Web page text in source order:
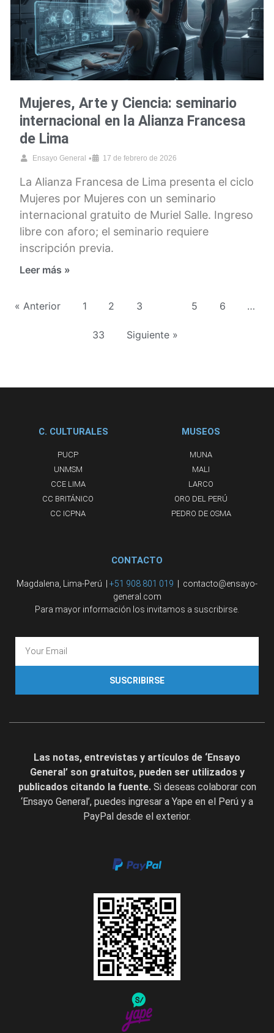
Mujeres, Arte y Ciencia: seminario
internacional en la Alianza Francesa
de Lima
Ensayo General • 17 de febrero de 2026
La Alianza Francesa de Lima presenta el ciclo
Mujeres por Mujeres con un seminario
internacional gratuito de Muriel Salle. Ingreso
libre con aforo; el seminario requiere
inscripción previa.
Leer más »
« Anterior 1 2 3 5 6 …
33 Siguiente »
C. CULTURALES
PUCP
UNMSM
CCE LIMA
CC BRITÁNICO
CC ICPNA
MUSEOS
MUNA
MALI
LARCO
ORO DEL PERÚ
PEDRO DE OSMA
CONTACTO
Magdalena, Lima-Perú | +51 908 801 019
| contacto@ensayo-
general.com
Para mayor información los invitamos a suscribirse.
SUSCRIBIRSE
Las notas, entrevistas y artículos de ‘Ensayo
General’ son gratuitos, pueden ser utilizados y
publicados citando la fuente. Si deseas colaborar con
‘Ensayo General’, puedes ingresar a Yape en el Perú y a
PayPal desde el exterior.